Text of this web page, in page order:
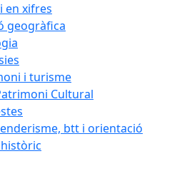
en xifres
geogràfica
i turisme
Cultural
btt i orientació